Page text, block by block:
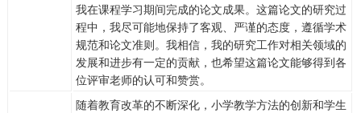
我在课程学习期间完成的论文成果。这篇论文的研究过
程中，我尽可能地保持了客观、严谨的态度，遵循学术
规范和论文准则。我相信，我的研究工作对相关领域的
发展和进步有一定的贡献，也希望这篇论文能够得到各
位评审老师的认可和赞赏。
随着教育改革的不断深化，小学教学方法的创新和学生